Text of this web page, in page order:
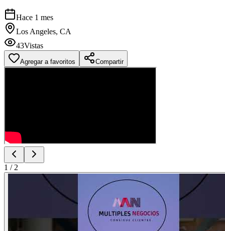
Hace 1 mes
Los Angeles, CA
43Vistas
Agregar a favoritos Compartir
1 / 2